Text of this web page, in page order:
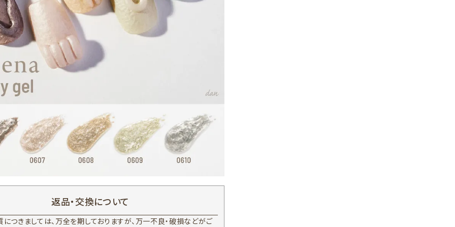
返品・交換について
つきましては、万全を期しておりますが、万一不良・破損などがご